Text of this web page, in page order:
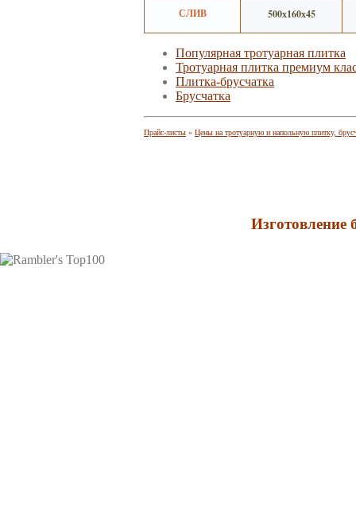
СЛИВ 500х160х45
Популярная тротуарная плитка
Тротуарная плитка премиум
Плитка-брусчатка
Брусчатка
Прайс-листы » Цены на тротуарную и напольную плитку,
Изготовление